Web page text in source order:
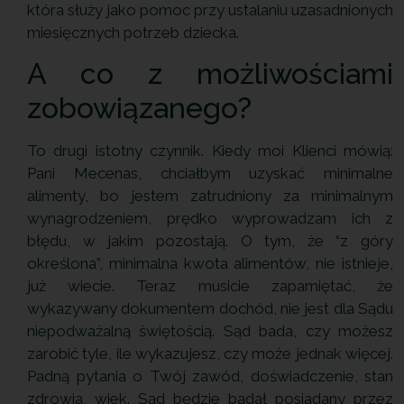
która służy jako pomoc przy ustalaniu uzasadnionych
miesięcznych potrzeb dziecka.
A co z możliwościami
zobowiązanego?
To drugi istotny czynnik. Kiedy moi Klienci mówią:
Pani Mecenas, chciałbym uzyskać minimalne
alimenty, bo jestem zatrudniony za minimalnym
wynagrodzeniem, prędko wyprowadzam ich z
błędu, w jakim pozostają. O tym, że “z góry
określona”, minimalna kwota alimentów, nie istnieje,
już wiecie. Teraz musicie zapamiętać, że
wykazywany dokumentem dochód, nie jest dla Sądu
niepodważalną świętością. Sąd bada, czy możesz
zarobić tyle, ile wykazujesz, czy może jednak więcej.
Padną pytania o Twój zawód, doświadczenie, stan
zdrowia, wiek. Sąd będzie badał posiadany przez